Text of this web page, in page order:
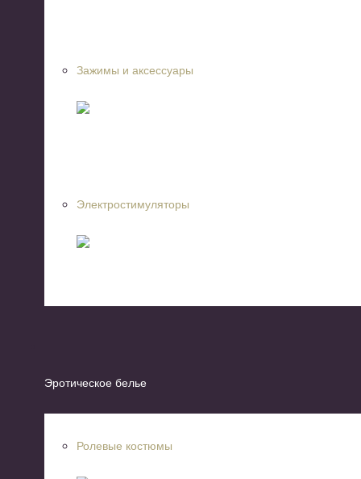
Зажимы и аксессуары
Электростимуляторы
Эротическое белье
Ролевые костюмы